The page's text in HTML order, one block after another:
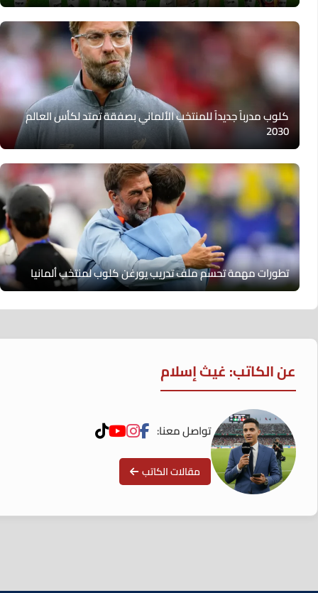
كلوب مدرباً جديداً للمنتخب الألماني بصفقة تمتد لكأس العالم
2030
تطورات مهمة تحسم ملف تدريب يورغن كلوب لمنتخب ألمانيا
عن الكاتب: غيث إسلام
تواصل معنا:
مقالات الكاتب